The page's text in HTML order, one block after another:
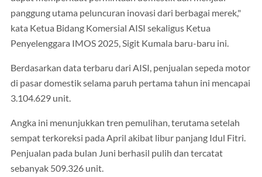
panggung utama peluncuran inovasi dari berbagai merek,"
kata Ketua Bidang Komersial AISI sekaligus Ketua
Penyelenggara IMOS 2025, Sigit Kumala baru-baru ini.
Berdasarkan data terbaru dari AISI, penjualan sepeda motor
di pasar domestik selama paruh pertama tahun ini mencapai
3.104.629 unit.
Angka ini menunjukkan tren pemulihan, terutama setelah
sempat terkoreksi pada April akibat libur panjang Idul Fitri.
Penjualan pada bulan Juni berhasil pulih dan tercatat
sebanyak 509.326 unit.